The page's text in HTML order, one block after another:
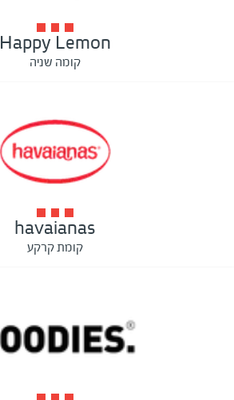
Happy Lemon
קומה שניה
havaianas
קומת קרקע